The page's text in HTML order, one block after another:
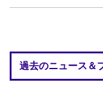
過去のニュース＆